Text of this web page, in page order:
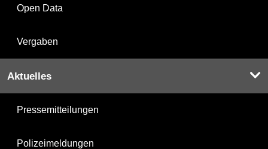
Open Data
Vergaben
Aktuelles
Pressemitteilungen
Polizeimeldungen